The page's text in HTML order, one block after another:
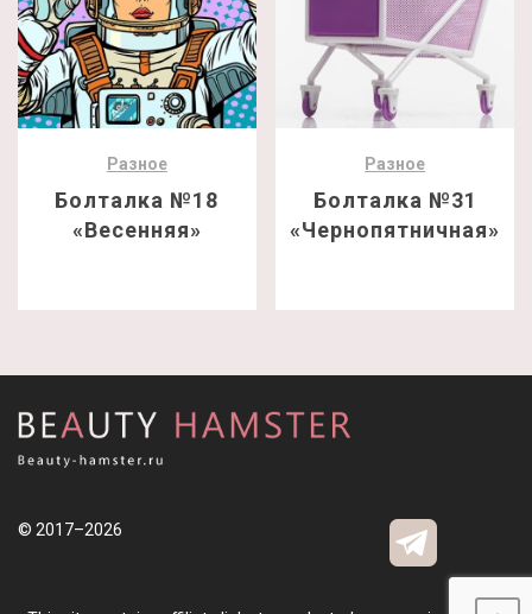
Разное
Болталка №18
«Весенняя»
Разное
Болталка №31
«Чернопятничная»
© 2017–2026